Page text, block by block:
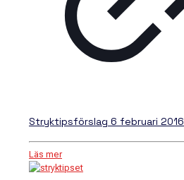
Stryktipsförslag 6 februari 2016
Läs mer